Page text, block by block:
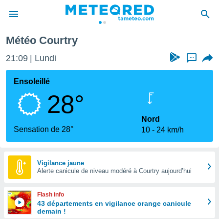
de
Météo Courtry
21:09 Lundi ...
Ensoleillé
28°
Sensation de 28°
Nord
10
24 km/h
Vigilance jaune
Alerte canicule de niveau modéré à Courtry aujourd’hui
Flash info
43 départements en vigilance orange canicule
demain !